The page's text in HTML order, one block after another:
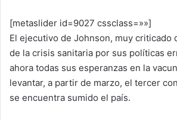
[metaslider id=9027 cssclass=»»]
El ejecutivo de Johnson, muy criticado
de la crisis sanitaria por sus políticas
ahora todas sus esperanzas en la
levantar, a partir de marzo, el tercer
se encuentra sumido el país.